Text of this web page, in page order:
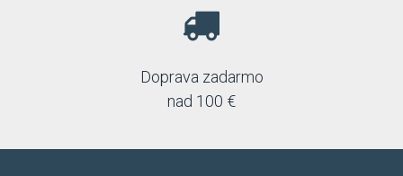
Doprava zadarmo
nad 100 €